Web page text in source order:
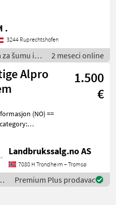
.
3244 Ruprechtshofen
za šumu i
/
upravljanje
2 meseci online
Alpro
1.500
€
(NO) ==
8733 See
8733
Specif
Landbrukssalg.no AS
7080 H Trondheim – Tromsø
i
Premium Plus prodavac